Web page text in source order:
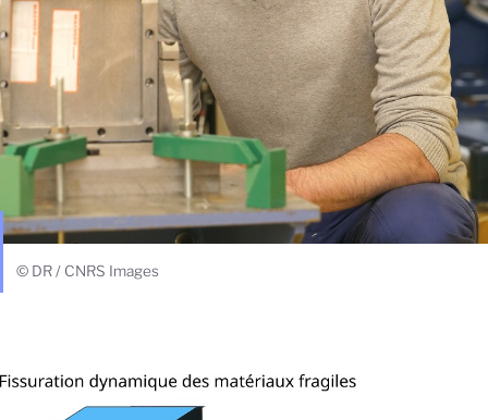
© DR / CNRS Images